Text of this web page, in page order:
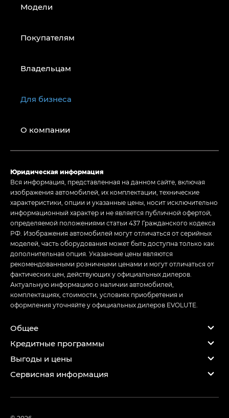
Модели
Покупателям
Владельцам
Для бизнеса
О компании
Юридическая информация
Вся информация, представленная на данном сайте, включая
изображения автомобилей, их комплектации, технические
характеристики, опции и указанные цены, носит исключительно
информационный характер и не является публичной офертой,
определяемой положениями статьи 437 Гражданского кодекса
РФ. Изображения автомобилей могут отличаться от серийных
моделей, часть оборудования может быть доступна только как
дополнительная опция. Указанные цены являются
рекомендованными розничными ценами и могут отличаться от
фактических цен, действующих у официальных дилеров.
Актуальную информацию о наличии автомобилей,
комплектациях, стоимости, условиях приобретения и
оформления уточняйте у официальных дилеров EVOLUTE.
Общее
Кредитные программы
Выгоды и цены
Сервисная информация